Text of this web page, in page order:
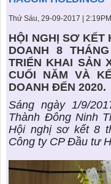
THÀNH ĐÔNG VỚI XÃ
THƯ VIỆN PHÁP
LIÊN HỆ & GIẢI ĐÁP
KIẾN TRÚC &
TIN TỨC CÔNG TY
TIN TỨC TỔNG HỢP
Thứ Sáu, 29-09-2017 |
HỘI NGHỊ SƠ KẾT
DOANH 8
TRIỂN KHAI SẢN
CUỐI NĂM VÀ
DOANH ĐẾN 2020.
Sáng ngày 1/9/
Thành Đông Ninh
Hội nghị sơ kết 8
Công ty CP Đầu tư